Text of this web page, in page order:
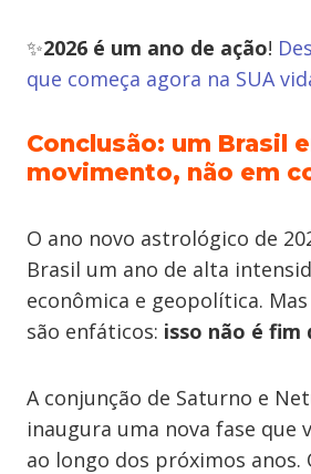
✨2026 é um ano de ação!
que começa agora na SUA
Conclusão: um Brasil
movimento, não em
O ano novo astrológico de
Brasil um ano de alta
econômica e geopolítica.
são enfáticos: isso não é fim
A conjunção de Saturno e
inaugura uma nova fase que
ao longo dos próximos anos.